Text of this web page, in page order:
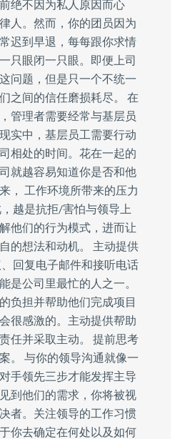
绝不因为私人原因而心
人。然而，你的团员因为
迟到早退，每每跟你求情
只眼闭一只眼。即便上司
问题，但是只一个不统一
之间的信任磨损耗尽。 在
管理者需要经常与基层员
实中，基层员工需要行动
相处的时间。花在一起的
就越容易知道你是否和他
， 工作环境所带来的压力
越是抗拒/害怕与领导上
他们的行为模式，进而让
的想法和动机。 主动提供
回复电子邮件和接听电话
是公司里最忙的人之一。
负担并帮助他们完成项目
很感激的。主动提供帮助
任并采取主动。 提前思考
。 与你的领导沟通就像一
手领先三步才能发挥主导
到他们的需求，你将被视
者。关注领导的工作习惯
你去确定在何处以及如何